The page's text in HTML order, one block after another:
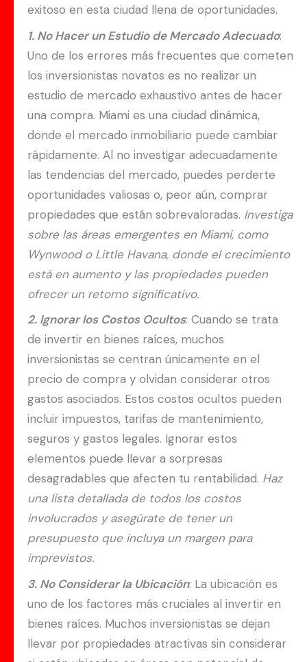
exitoso en esta ciudad llena de oportunidades.
1. No Hacer un Estudio de Mercado Adecuado:
Uno de los errores más frecuentes que cometen
los inversionistas novatos es no realizar un
estudio de mercado exhaustivo antes de hacer
una compra. Miami es una ciudad dinámica,
donde el mercado inmobiliario puede cambiar
rápidamente. Al no investigar adecuadamente
las tendencias del mercado, puedes perderte
oportunidades valiosas o, peor aún, comprar
propiedades que están sobrevaloradas. Investiga
sobre las áreas emergentes en Miami, como
Wynwood o Little Havana, donde el crecimiento
está en aumento y las propiedades pueden
ofrecer un retorno significativo.
2. Ignorar los Costos Ocultos: Cuando se trata
de invertir en bienes raíces, muchos
inversionistas se centran únicamente en el
precio de compra y olvidan considerar otros
gastos asociados. Estos costos ocultos pueden
incluir impuestos, tarifas de mantenimiento,
seguros y gastos legales. Ignorar estos
elementos puede llevar a sorpresas
desagradables que afecten tu rentabilidad. Haz
una lista detallada de todos los costos
involucrados y asegúrate de tener un
presupuesto que incluya un margen para
imprevistos.
3. No Considerar la Ubicación: La ubicación es
uno de los factores más cruciales al invertir en
bienes raíces. Muchos inversionistas se dejan
llevar por propiedades atractivas sin considerar